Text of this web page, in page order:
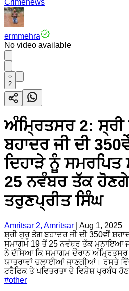
Crimenews
ermmehra
No video available
2
ਅੰਮ੍ਰਿਤਸਰ 2:
ਬਹਾਦਰ ਜੀ ਦੀ
ਦਿਹਾੜੇ ਨੂੰ ਸਮਰਪਿਤ
25 ਨਵੰਬਰ ਤੱਕ
ਤਰੁਣਪ੍ਰੀਤ ਸਿੰਘ
Amritsar 2, Amritsar
Aug 1, 2025
ਸ਼੍ਰੀ ਗੁਰੂ ਤੇਗ ਬਹਾਦਰ ਜੀ ਦੀ 350ਵੀਂ
ਸਮਾਗਮ 19 ਤੋਂ 25 ਨਵੰਬਰ ਤੱਕ ਮਨਾਇਆ
ਨੇ ਦੱਸਿਆ ਕਿ ਸਮਾਗਮ ਦੌਰਾਨ
ਯਾਤਰਾਵਾਂ ਚਲਾਈਆਂ ਜਾਣਗੀਆਂ। ਰਸਤੇ
ਟਰੈਫਿਕ ਤੇ ਪਵਿਤਰਤਾ ਦੇ ਵਿਸ਼ੇਸ਼ ਪ੍ਰਬੰਧ
#other